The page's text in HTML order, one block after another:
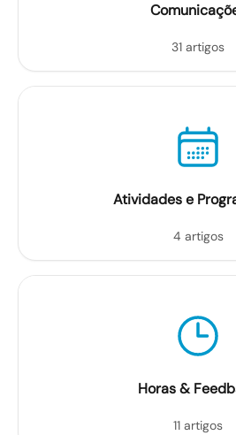
31 artigos
Atividades e
4 artigos
Horas &
11 artigos